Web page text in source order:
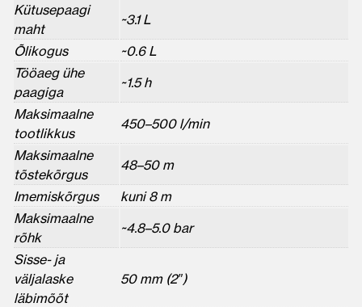
Kütusepaagi
maht
~3.1 L
Õlikogus
~0.6 L
Tööaeg ühe
paagiga
~1.5 h
Maksimaalne
tootlikkus
450–500 l/min
Maksimaalne
tõstekõrgus
48–50 m
Imemiskõrgus
kuni 8 m
Maksimaalne
rõhk
~4.8–5.0 bar
Sisse- ja
väljalaske
läbimõõt
50 mm (2″)